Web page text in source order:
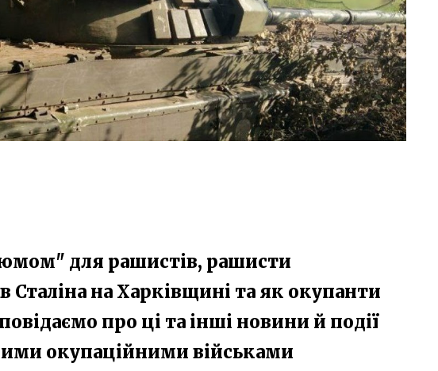
для рашистів, рашисти
Сталіна на Харківщині та як окупанти
про ці та інші новини й події
окупаційними військами